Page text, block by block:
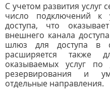
С учетом развития услуг
число подключений к
доступа, что
внешнего канала
шлюз для доступа в
расширяется также
оказываемых услуг по
резервирования и
отдельные направления.